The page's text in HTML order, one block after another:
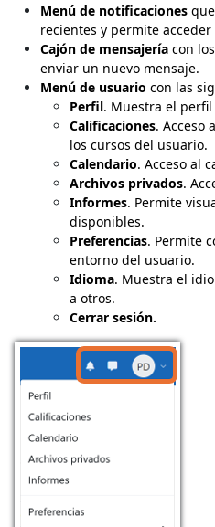
Menú de notificaciones
recientes y permite
Cajón de mensajería con
enviar un nuevo mensaje.
Menú de usuario con las
Perfil. Muestra el
Calificaciones. Acceso
los cursos del usuario.
Calendario. Acceso al
Archivos privados.
Informes. Permite
disponibles.
Preferencias. Permite
entorno del usuario.
Idioma. Muestra el
a otros.
Cerrar sesión.